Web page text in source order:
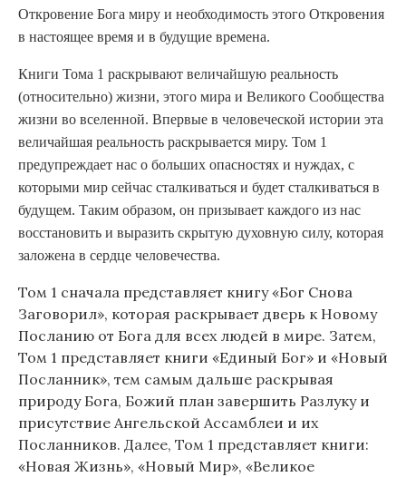
Откровение Бога миру и необходимость этого Откровения
в настоящее время и в будущие времена.
Книги Тома 1 раскрывают величайшую реальность
(относительно) жизни, этого мира и Великого Сообщества
жизни во вселенной. Впервые в человеческой истории эта
величайшая реальность раскрывается миру. Том 1
предупреждает нас о больших опасностях и нуждах, с
которыми мир сейчас сталкиваться и будет сталкиваться в
будущем. Таким образом, он призывает каждого из нас
восстановить и выразить скрытую духовную силу, которая
заложена в сердце человечества.
Том 1 сначала представляет книгу «Бог Снова
Заговорил», которая раскрывает дверь к Новому
Посланию от Бога для всех людей в мире. Затем,
Том 1 представляет книги «Единый Бог» и «Новый
Посланник», тем самым дальше раскрывая
природу Бога, Божий план завершить Разлуку и
присутствие Ангельской Ассамблеи и их
Посланников. Далее, Том 1 представляет книги:
«Новая Жизнь», «Новый Мир», «Великое